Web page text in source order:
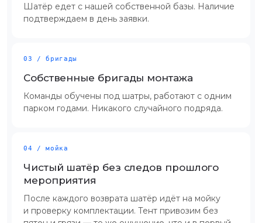
Шатёр едет с нашей собственной базы. Наличие
подтверждаем в день заявки.
03 / бригады
Собственные бригады монтажа
Команды обучены под шатры, работают с одним
парком годами. Никакого случайного подряда.
04 / мойка
Чистый шатёр без следов прошлого
мероприятия
После каждого возврата шатёр идёт на мойку
и проверку комплектации. Тент привозим без